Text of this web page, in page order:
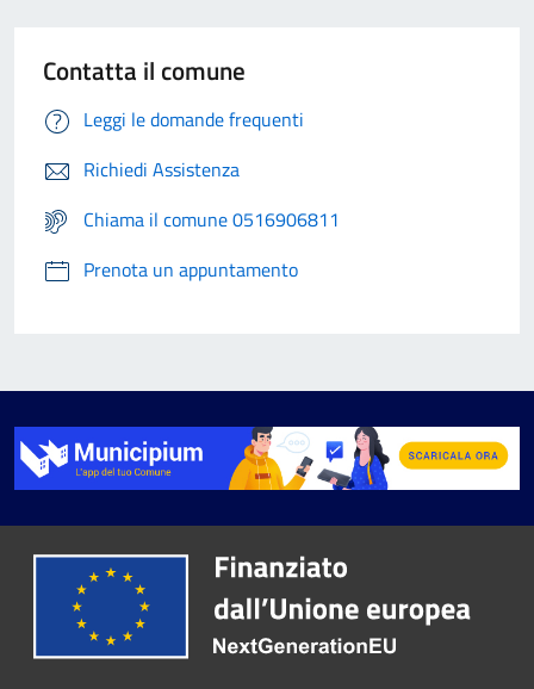
Contatta il comune
Leggi le domande frequenti
Richiedi Assistenza
Chiama il comune 0516906811
Prenota un appuntamento